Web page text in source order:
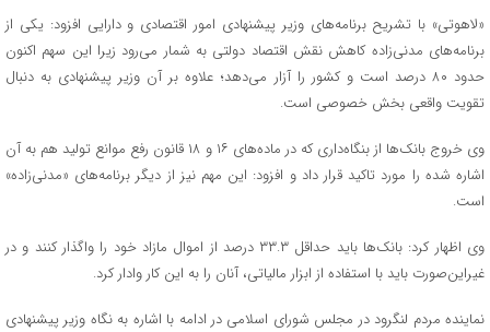
«لاهوتی» با تشریح برنامه‌های وزیر پیشنهادی امور اقتصادی و دارایی افزود: یکی از
برنامه‌های مدنی‌زاده کاهش نقش اقتصاد دولتی به شمار می‌رود زیرا این سهم اکنون
حدود ۸۰ درصد است و کشور را آزار می‌دهد؛ علاوه بر آن وزیر پیشنهادی به دنبال
تقویت واقعی بخش خصوصی است.
وی خروج بانک‌ها از بنگاه‌داری که در ماده‌های ۱۶ و ۱۸ قانون رفع موانع تولید هم به آن
اشاره شده را مورد تاکید قرار داد و افزود: این مهم نیز از دیگر برنامه‌های «مدنی‌زاده»
است.
وی اظهار کرد: بانک‌ها باید حداقل ۳۳.۳ درصد از اموال مازاد خود را واگذار کنند و در
غیراین‌صورت باید با استفاده از ابزار مالیاتی، آنان را به این کار وادار کرد.
نماینده مردم لنگرود در مجلس شورای اسلامی در ادامه با اشاره به نگاه وزیر پیشنهادی